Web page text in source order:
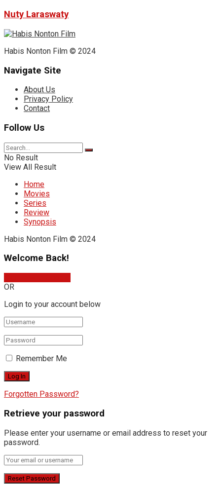
Nuty Laraswaty
Habis Nonton Film © 2024
Navigate Site
About Us
Privacy Policy
Contact
Follow Us
No Result
View All Result
Home
Movies
Series
Review
Synopsis
Habis Nonton Film © 2024
Welcome Back!
OR
Login to your account below
Remember Me
Forgotten Password?
Retrieve your password
Please enter your username or email address to reset your
password.